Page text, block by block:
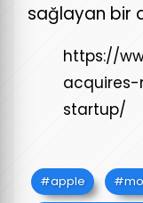
sağlayan bir
https://
startup/
apple